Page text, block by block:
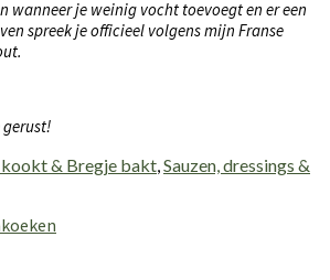
wanneer je weinig vocht toevoegt en er een
spreek je officieel volgens mijn Franse
gerust!
& Bregje bakt,Sauzen, dressings &